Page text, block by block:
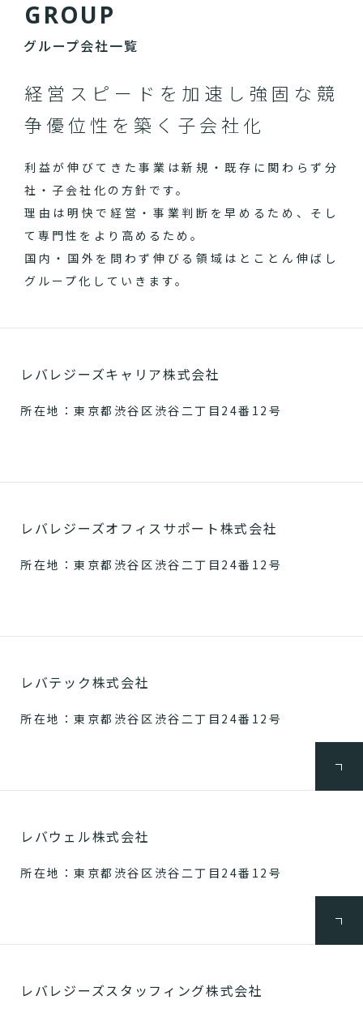
GROUP
グループ会社一覧
経営スピードを加速し 強固な競
争優位性を築く子会社化
利益が伸びてきた事業は新規・既存に関わらず分
社・子会社化の方針です。
理由は明快で経営・事業判断を早めるため、そし
て専門性をより高めるため。
国内・国外を問わず伸びる領域はとことん伸ばし
グループ化していきます。
レバレジーズキャリア株式会社
所在地：東京都渋谷区渋谷二丁目24番12号
レバレジーズオフィスサポート株式会社
所在地：東京都渋谷区渋谷二丁目24番12号
レバテック株式会社
所在地：東京都渋谷区渋谷二丁目24番12号
レバウェル株式会社
所在地：東京都渋谷区渋谷二丁目24番12号
レバレジーズスタッフィング株式会社